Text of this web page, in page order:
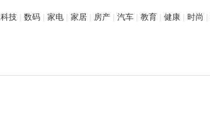
科技 | 数码 | 家电 | 家居 | 房产 | 汽车 | 教育 | 健康 | 时尚 |